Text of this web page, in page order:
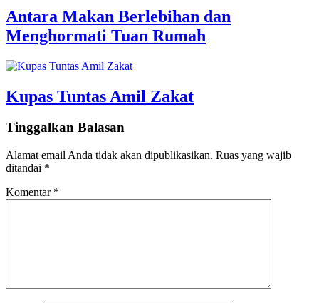
Antara Makan Berlebihan dan
Menghormati Tuan Rumah
Kupas Tuntas Amil Zakat
Tinggalkan Balasan
Alamat email Anda tidak akan dipublikasikan. Ruas yang wajib
ditandai *
Komentar *